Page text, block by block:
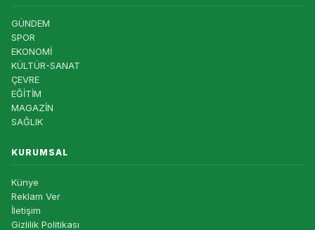
GÜNDEM
SPOR
EKONOMİ
KÜLTÜR-SANAT
ÇEVRE
EĞİTİM
MAGAZİN
SAĞLIK
KURUMSAL
Künye
Reklam Ver
İletişim
Gizlilik Politikası